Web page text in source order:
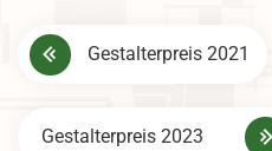
e
Gestalterpreis 2021
Gestalterpreis 2023